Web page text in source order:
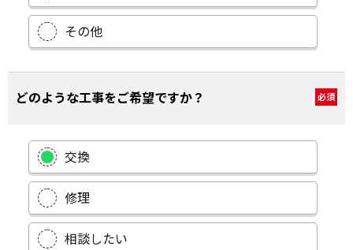
その他
どのような工事をご希望ですか？ 必須
交換
修理
相談したい